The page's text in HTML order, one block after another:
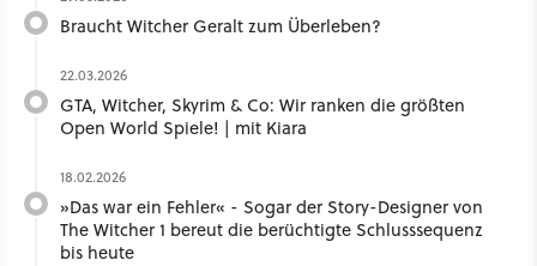
Braucht Witcher Geralt zum Überleben?
22.03.2026
GTA, Witcher, Skyrim & Co: Wir ranken die größten
Open World Spiele! | mit Kiara
18.02.2026
»Das war ein Fehler« - Sogar der Story-Designer von
The Witcher 1 bereut die berüchtigte Schlusssequenz
bis heute